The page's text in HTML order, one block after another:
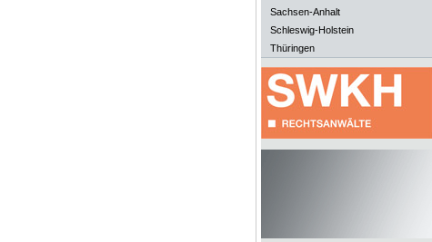
Sachsen-Anhalt
Schleswig-Holstein
Thüringen